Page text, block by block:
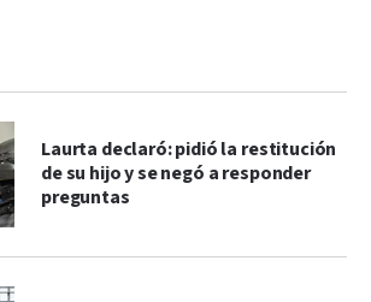
Laurta declaró: pidió la restitución
de su hijo y se negó a responder
preguntas